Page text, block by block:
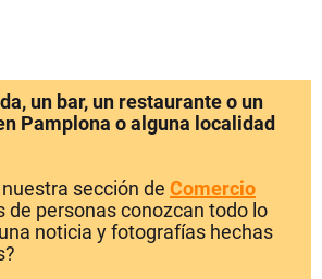
un bar, un restaurante o un
Pamplona o alguna localidad
sección de Comercio
de personas conozcan todo lo
noticia y fotografías hechas